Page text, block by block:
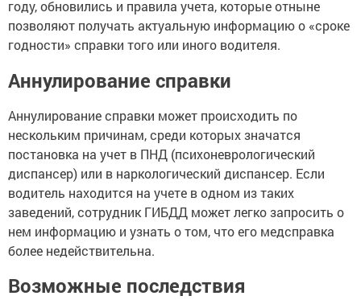
году, обновились и правила учета, которые отныне
позволяют получать актуальную информацию о «сроке
годности» справки того или иного водителя.
Аннулирование справки
Аннулирование справки может происходить по
нескольким причинам, среди которых значатся
постановка на учет в ПНД (психоневрологический
диспансер) или в наркологический диспансер. Если
водитель находится на учете в одном из таких
заведений, сотрудник ГИБДД может легко запросить о
нем информацию и узнать о том, что его медсправка
более недействительна.
Возможные последствия